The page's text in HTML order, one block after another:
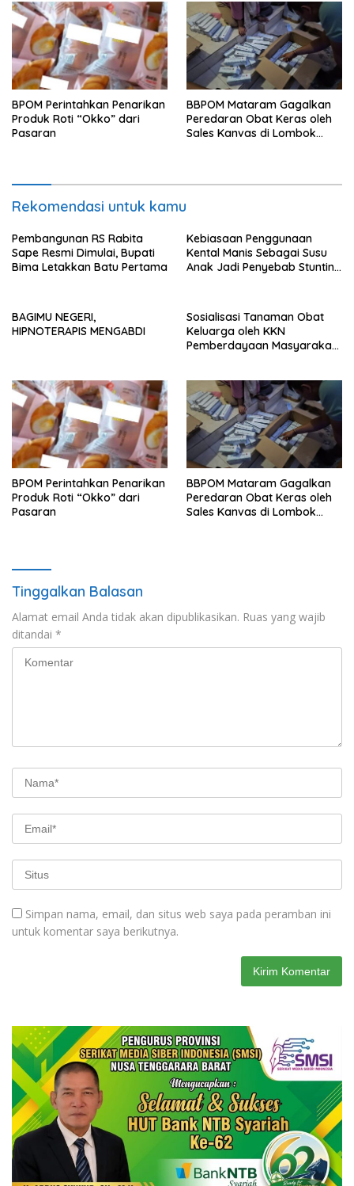
BPOM Perintahkan Penarikan
Produk Roti “Okko” dari
Pasaran
BBPOM Mataram Gagalkan
Peredaran Obat Keras oleh
Sales Kanvas di Lombok
Rekomendasi untuk kamu
Pembangunan RS Rabita
Sape Resmi Dimulai, Bupati
Bima Letakkan Batu Pertama
Kebiasaan Penggunaan
Kental Manis Sebagai Susu
Anak Jadi Penyebab Stunting
BAGIMU NEGERI,
HIPNOTERAPIS MENGABDI
Sosialisasi Tanaman Obat
Keluarga oleh KKN
Pemberdayaan Masyarakat
BPOM Perintahkan Penarikan
Produk Roti “Okko” dari
Pasaran
BBPOM Mataram Gagalkan
Peredaran Obat Keras oleh
Sales Kanvas di Lombok
Tinggalkan Balasan
Alamat email Anda tidak akan dipublikasikan. Ruas yang wajib
ditandai *
Simpan nama, email, dan situs web saya pada peramban ini
untuk komentar saya berikutnya.